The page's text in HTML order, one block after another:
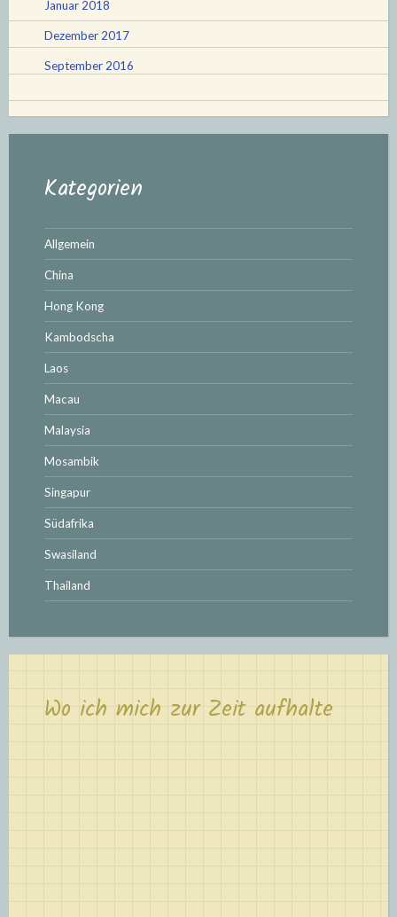
Januar 2018
Dezember 2017
September 2016
Kategorien
Allgemein
China
Hong Kong
Kambodscha
Laos
Macau
Malaysia
Mosambik
Singapur
Südafrika
Swasiland
Thailand
Wo ich mich zur Zeit aufhalte